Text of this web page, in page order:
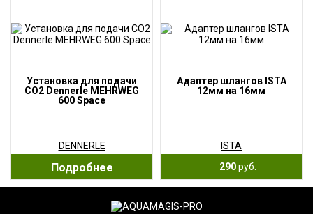
Установка для подачи
СО2 Dennerle MEHRWEG
600 Space
DENNERLE
Подробнее
Адаптер шлангов ISTA
12мм на 16мм
ISTA
290руб.